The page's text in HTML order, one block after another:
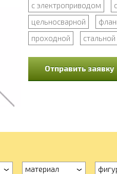
с электроприводом
цельносварной
проходной
стальной
Отправить заявку
материал